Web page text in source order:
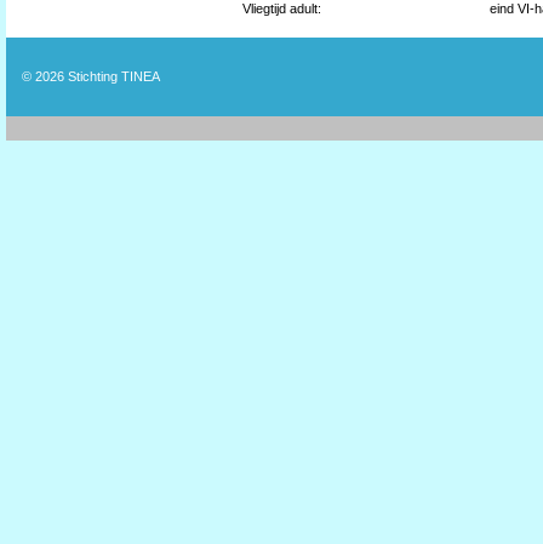
Vliegtijd adult:
eind VI-
© 2026 Stichting TINEA